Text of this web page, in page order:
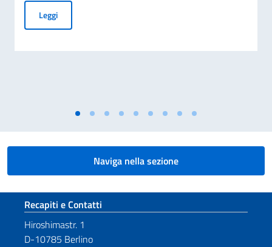
LeggiElezioni dei COMITES 2026
Naviga nella sezione
Sezione footer
Recapiti e Contatti
Hiroshimastr. 1
D-10785 Berlino